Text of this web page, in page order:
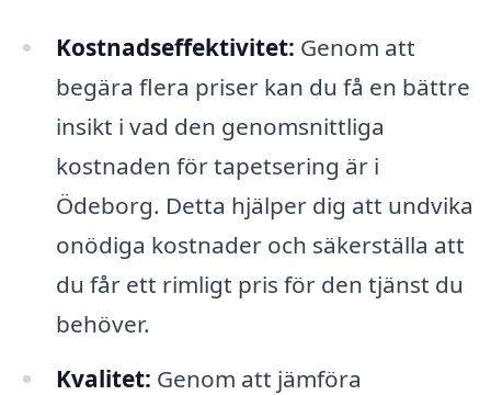
Kostnadseffektivitet: Genom att
begära flera priser kan du få en bättre
insikt i vad den genomsnittliga
kostnaden för tapetsering är i
Ödeborg. Detta hjälper dig att undvika
onödiga kostnader och säkerställa att
du får ett rimligt pris för den tjänst du
behöver.
Kvalitet: Genom att jämföra